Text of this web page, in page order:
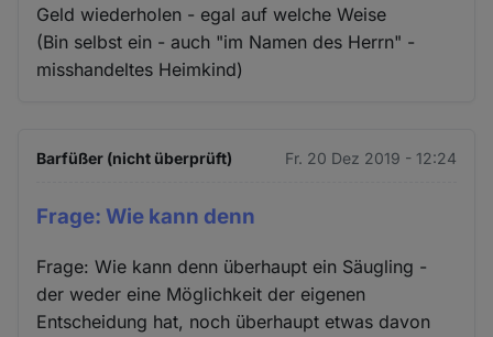
Geld wiederholen - egal auf welche Weise
(Bin selbst ein - auch "im Namen des Herrn" -
misshandeltes Heimkind)
Barfüßer (nicht überprüft) Fr. 20 Dez 2019 - 12:24
Frage: Wie kann denn
Frage: Wie kann denn überhaupt ein Säugling -
der weder eine Möglichkeit der eigenen
Entscheidung hat, noch überhaupt etwas davon